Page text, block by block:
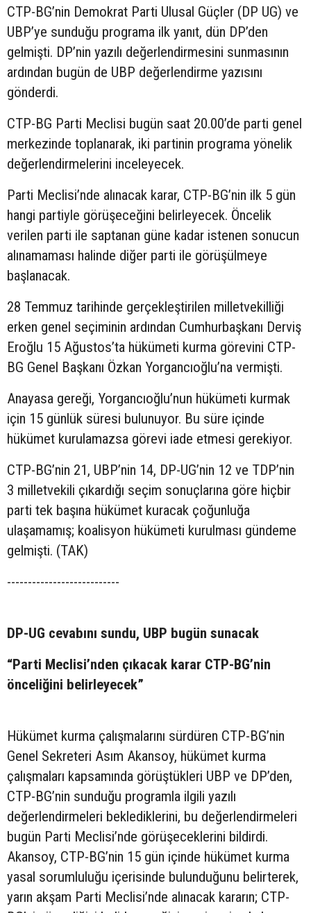
CTP-BG’nin Demokrat Parti Ulusal Güçler (DP UG) ve
UBP’ye sunduğu programa ilk yanıt, dün DP’den
gelmişti. DP’nin yazılı değerlendirmesini sunmasının
ardından bugün de UBP değerlendirme yazısını
gönderdi.
CTP-BG Parti Meclisi bugün saat 20.00’de parti genel
merkezinde toplanarak, iki partinin programa yönelik
değerlendirmelerini inceleyecek.
Parti Meclisi’nde alınacak karar, CTP-BG’nin ilk 5 gün
hangi partiyle görüşeceğini belirleyecek. Öncelik
verilen parti ile saptanan güne kadar istenen sonucun
alınamaması halinde diğer parti ile görüşülmeye
başlanacak.
28 Temmuz tarihinde gerçekleştirilen milletvekilliği
erken genel seçiminin ardından Cumhurbaşkanı Derviş
Eroğlu 15 Ağustos’ta hükümeti kurma görevini CTP-
BG Genel Başkanı Özkan Yorgancıoğlu’na vermişti.
Anayasa gereği, Yorgancıoğlu’nun hükümeti kurmak
için 15 günlük süresi bulunuyor. Bu süre içinde
hükümet kurulamazsa görevi iade etmesi gerekiyor.
CTP-BG’nin 21, UBP’nin 14, DP-UG’nin 12 ve TDP’nin
3 milletvekili çıkardığı seçim sonuçlarına göre hiçbir
parti tek başına hükümet kuracak çoğunluğa
ulaşamamış; koalisyon hükümeti kurulması gündeme
gelmişti. (TAK)
---------------------------
DP-UG cevabını sundu, UBP bugün sunacak
“Parti Meclisi’nden çıkacak karar CTP-BG’nin
önceliğini belirleyecek”
Hükümet kurma çalışmalarını sürdüren CTP-BG’nin
Genel Sekreteri Asım Akansoy, hükümet kurma
çalışmaları kapsamında görüştükleri UBP ve DP’den,
CTP-BG’nin sunduğu programla ilgili yazılı
değerlendirmeleri beklediklerini, bu değerlendirmeleri
bugün Parti Meclisi’nde görüşeceklerini bildirdi.
Akansoy, CTP-BG’nin 15 gün içinde hükümet kurma
yasal sorumluluğu içerisinde bulunduğunu belirterek,
yarın akşam Parti Meclisi’nde alınacak kararın; CTP-